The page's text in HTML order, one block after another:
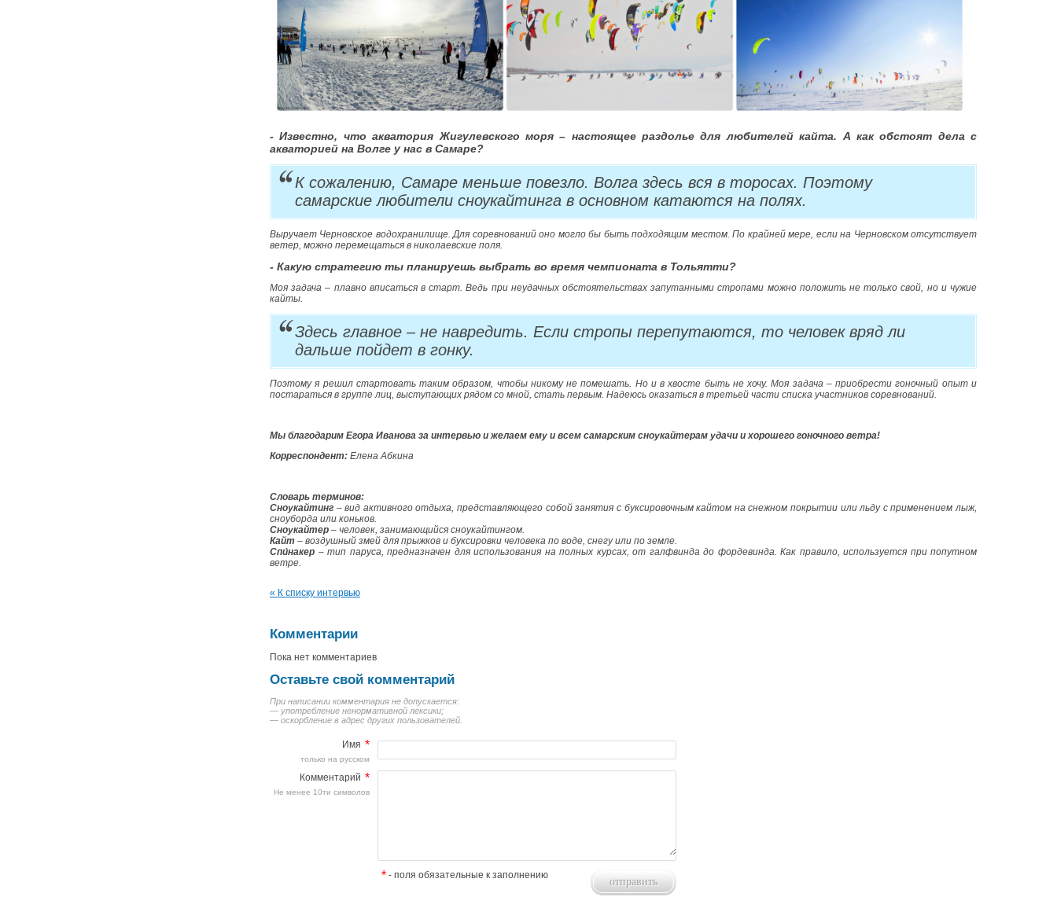
- Известно, что акватория Жигулевского моря – настоящее раздолье для любителей кайта. А как обстоят дела с
акваторией на Волге у нас в Самаре?
К сожалению, Самаре меньше повезло. Волга здесь вся в торосах. Поэтому
самарские любители сноукайтинга в основном катаются на полях.
Выручает Черновское водохранилище. Для соревнований оно могло бы быть подходящим местом. По крайней мере, если на Черновском отсутствует
ветер, можно перемещаться в николаевские поля.
- Какую стратегию ты планируешь выбрать во время чемпионата в Тольятти?
Моя задача – плавно вписаться в старт. Ведь при неудачных обстоятельствах запутанными стропами можно положить не только свой, но и чужие
кайты.
Здесь главное – не навредить. Если стропы перепутаются, то человек вряд ли
дальше пойдет в гонку.
Поэтому я решил стартовать таким образом, чтобы никому не помешать. Но и в хвосте быть не хочу. Моя задача – приобрести гоночный опыт и
постараться в группе лиц, выступающих рядом со мной, стать первым. Надеюсь оказаться в третьей части списка участников соревнований.
Мы благодарим Егора Иванова за интервью и желаем ему и всем самарским сноукайтерам удачи и хорошего гоночного ветра!
Корреспондент: Елена Абкина
Словарь терминов:
Сноукайтинг – вид активного отдыха, представляющего собой занятия с буксировочным кайтом на снежном покрытии или льду с применением лыж,
сноуборда или коньков.
Сноукайтер – человек, занимающийся сноукайтингом.
Кайт – воздушный змей для прыжков и буксировки человека по воде, снегу или по земле.
Спи́накер – тип паруса, предназначен для использования на полных курсах, от галфвинда до фордевинда. Как правило, используется при попутном
ветре.
« К списку интервью
Комментарии
Пока нет комментариев
Оставьте свой комментарий
При написании комментария не допускается:
— употребление ненормативной лексики;
— оскорбление в адрес других пользователей.
Имя *
только на русском
Комментарий *
Не менее 10ти символов
* - поля обязательные к заполнению